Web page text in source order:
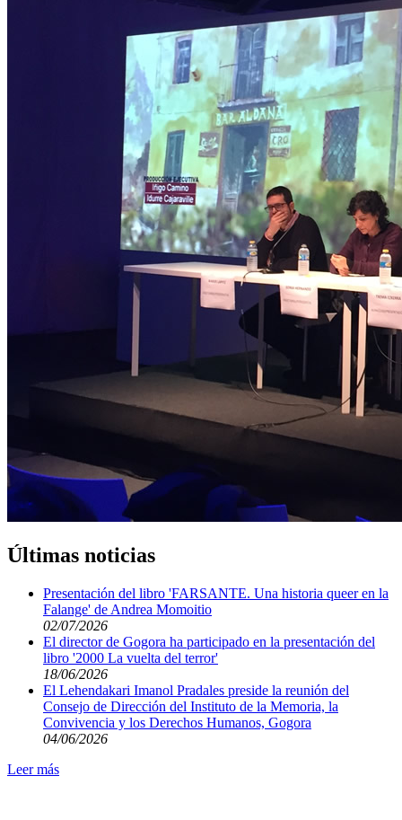
Últimas noticias
Presentación del libro 'FARSANTE. Una historia queer en la
Falange' de Andrea Momoitio
02/07/2026
El director de Gogora ha participado en la presentación del
libro '2000 La vuelta del terror'
18/06/2026
El Lehendakari Imanol Pradales preside la reunión del
Consejo de Dirección del Instituto de la Memoria, la
Convivencia y los Derechos Humanos, Gogora
04/06/2026
Leer más